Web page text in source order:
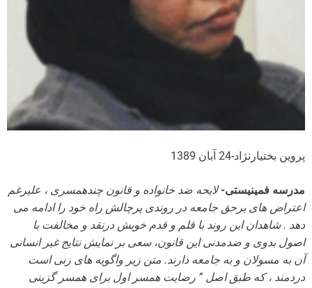
پروین بختیارنژاد-24 آبان 1389
مدرسه فمینیستی- لایحه ضد خانواده و قانون چندهمسری ، علیرغم
اعتراض های برحق جامعه در روندی پرچالش راه خود را ادامه می
دهد . شاهدان این روند با قلم و قدم خویش درنقد و مخالفت با
اصول بدوی و ضدمدنی این قانون، سعی بر نمایش نتایج غیر انسانی
آن به مسولان و به جامعه دارند. متن زیر واگویه های زنی است
دردمند ، که طبق اصل ” رضایت همسر اول برای همسر گزینی